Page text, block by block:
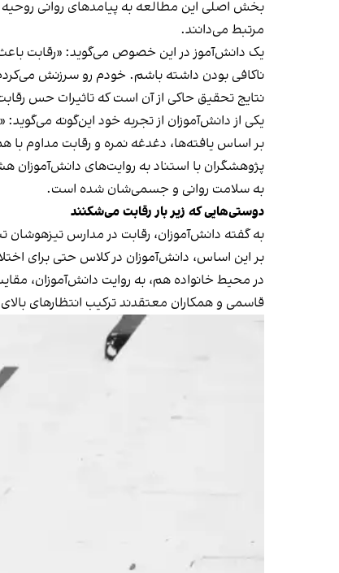
بخش اصلی این مطالعه به پیامدهای روانی
مرتبط می‌دانند.
یک دانش‌آموز در این خصوص می‌گوید: «رقابت
ناکافی بودن داشته باشم. خودم رو سرزنش
نتایج تحقیق حاکی از آن است که تاثیرات حس
یکی از دانش‌آموزان از تجربه خود این‌گونه
بر اساس یافته‌ها، دغدغه‌ نمره‌ و رقابت مداوم
پژوهشگران با استناد به روایت‌های
به سلامت روانی و جسمی‌شان شده است.
دوستی‌هایی که زیر بار رقابت می‌شکنند
به گفته دانش‌آموزان، رقابت در مدارس تیزهوشان
بر این اساس، دانش‌آموزان در کلاس حتی برای
در محیط خانواده هم، به روایت دانش‌آموزان،
قاسمی و همکاران معتقدند ترکیب انتظارهای